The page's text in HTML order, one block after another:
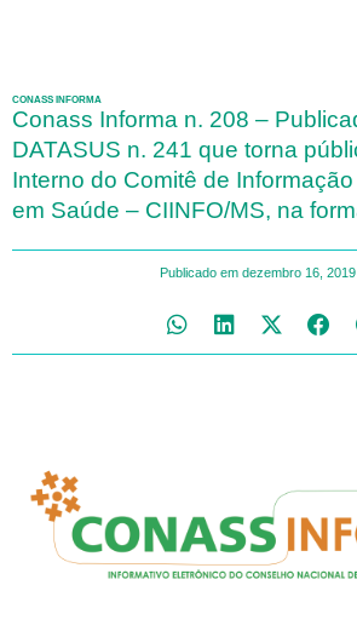
CONASS INFORMA
Conass Informa n. 208 –
DATASUS n. 241 que torna
Interno do Comitê de
em Saúde – CIINFO/MS, na
Publicado em dezembro 16, 2019